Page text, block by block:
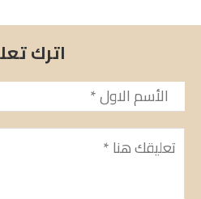
اترك
الأسم*
تعليق